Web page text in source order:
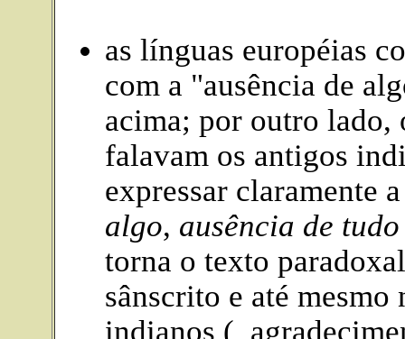
as línguas européias
com a "ausência de
acima; por outro lado,
falavam os antigos
expressar claramente
algo, ausência de tudo
torna o texto
sânscrito e até
indianos (